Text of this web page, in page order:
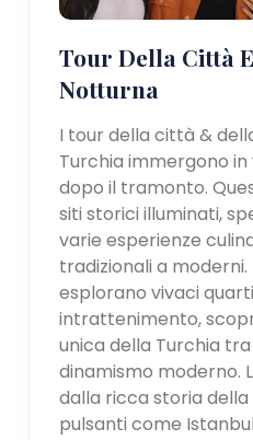
Tour Della Città
Notturna
I tour della città &
Turchia immergono
dopo il tramonto.
siti storici illuminati,
varie esperienze
tradizionali a
esplorano vivaci
intrattenimento,
unica della Turchia
dinamismo moderno.
dalla ricca storia
pulsanti come